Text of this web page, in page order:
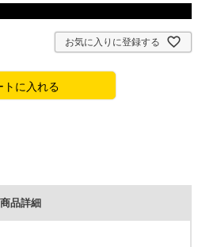
お気に入りに登録する
トに入れる
商品詳細